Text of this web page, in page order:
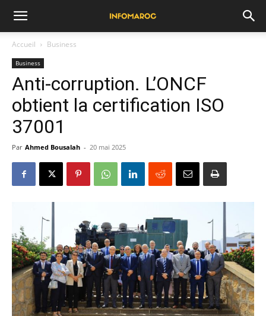
Accueil Business
Business
Anti-corruption. L’ONCF
obtient la certification ISO
37001
Par Ahmed Bousalah - 20 mai 2025